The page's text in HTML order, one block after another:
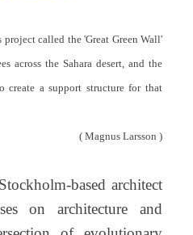
called the 'Great Green Wall'
across the Sahara desert, and the
create a support structure for that
( Magnus Larsson )
based architect
on architecture and